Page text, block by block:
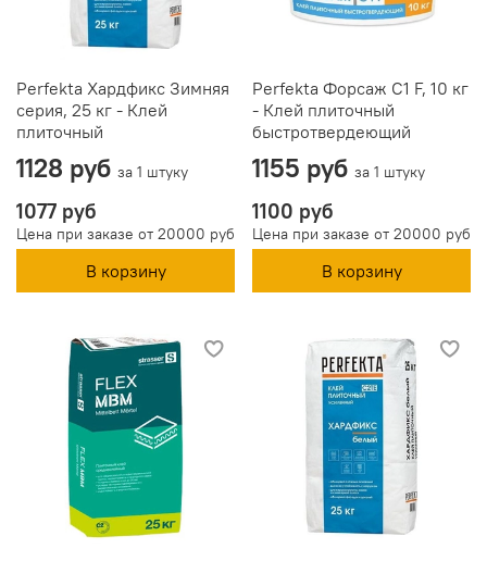
Perfekta Хардфикс Зимняя
серия, 25 кг - Клей
плиточный
1128 руб за 1 штуку
1077 руб
Цена при заказе от 20000 руб
В корзину
Perfekta Форсаж C1 F, 10 кг
- Клей плиточный
быстротвердеющий
1155 руб за 1 штуку
1100 руб
Цена при заказе от 20000 руб
В корзину